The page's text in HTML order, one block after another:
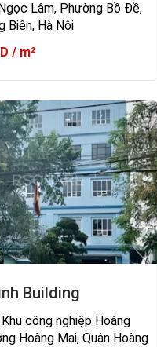
Lâm, Phường Bồ Đề,
Biên, Hà Nội
/ m²
Building
công nghiệp Hoàng
Hoàng Mai, Quận Hoàng